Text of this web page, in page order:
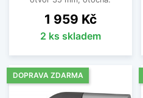
Cena
1 959 Kč
2 ks skladem
DOPRAVA ZDARMA